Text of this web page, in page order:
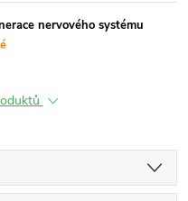
nervového systému